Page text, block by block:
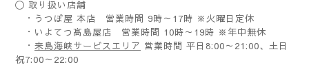
〇 取り扱い店舗
・うつぼ屋 本店 営業時間 9時～17時 ※火曜日定休
・いよてつ髙島屋店 営業時間 10時～19時 ※年中無休
・ 来島海峡サービスエリア 営業時間 平日 8:00～ 21:00、土日
祝7:00～ 22:00